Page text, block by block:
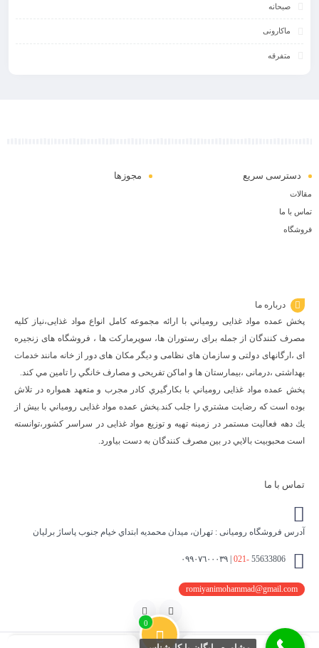
صبحانه
ماکارونی
متفرقه
0
دسترسی سریع
مقالات
تماس با ما
فروشگاه
مجوزها
درباره ما
پخش عمده مواد غذایی رومياني با ارائه مجموعه كامل انواع مواد غذایی،نياز كليه
مصرف كنندگان از جمله برای رستوران ها، سوپرمارکت ها ، فروشگاه های زنجیره
ای ،ارگانهای دولتی و سازمان های نظامی و دیگر مکان های دور از خانه مانند خدمات
بهداشتی ،درمانی ،بیمارستان ها و اماکن تفریحی و مصارف خانگي را تامین مي كند.
پخش عمده مواد غذایی رومياني با بكارگيري كادر مجرب و متعهد همواره در تلاش
بوده است كه رضايت مشتري را جلب كند.پخش عمده مواد غذایی رومياني با بيش از
يك دهه فعاليت مستمر در زمينه تهيه و توزيع مواد غذایی در سراسر كشور،توانسته
است محبوبيت بالايي در بين مصرف كنندگان به دست بياورد.
تماس با ما
آدرس فروشگاه رومیانی : تهران، ميدان محمديه ابتداي خيام جنوب پاساژ برليان
021- 55633806 | ٠٩٩٠٧٦٠٠٠٣٩
romiyanimohammad@gmail.com